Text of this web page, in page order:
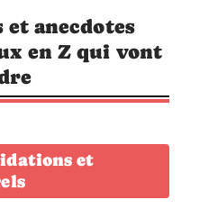
anecdotes
en Z qui vont
et